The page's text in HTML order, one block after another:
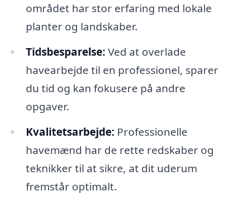
området har stor erfaring med lokale
planter og landskaber.
Tidsbesparelse: Ved at overlade
havearbejde til en professionel, sparer
du tid og kan fokusere på andre
opgaver.
Kvalitetsarbejde: Professionelle
havemænd har de rette redskaber og
teknikker til at sikre, at dit uderum
fremstår optimalt.